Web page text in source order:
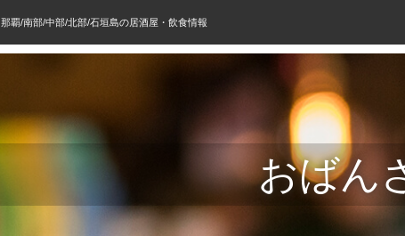
那覇/南部/中部/北部/石垣島の居酒屋・飲食情報
おばん